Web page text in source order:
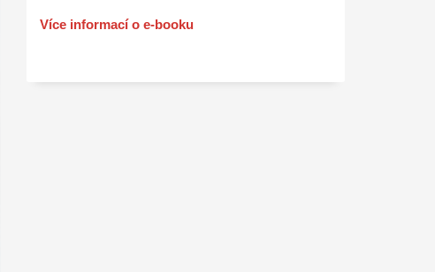
Více informací o e-booku